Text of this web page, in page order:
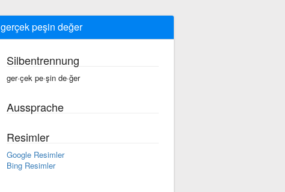
gerçek peşin değer
Silbentrennung
ger·çek pe·şin de·ğer
Aussprache
Resimler
Google Resimler
Bing Resimler